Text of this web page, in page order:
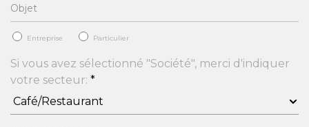
Entreprise Particulier
Si vous avez sélectionné "Société", merci d'indiquer
votre secteur: *